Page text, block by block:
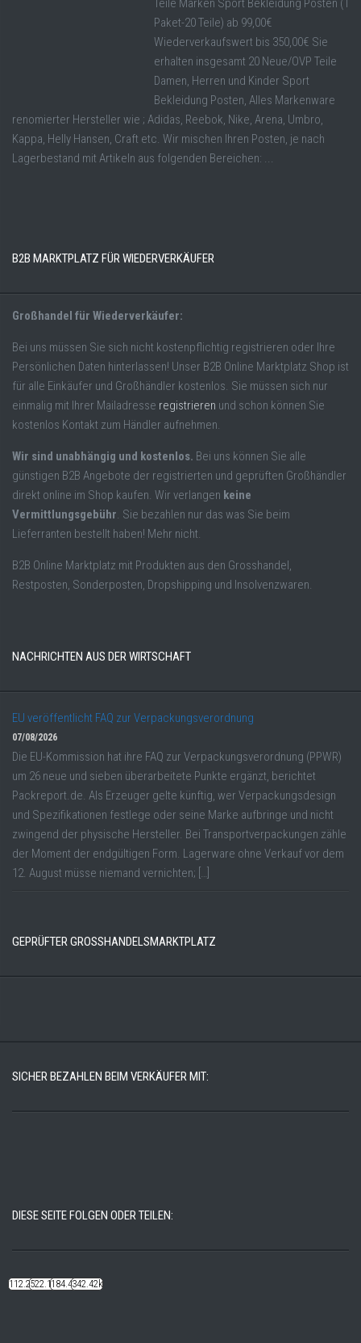
Teile Marken Sport Bekleidung Posten (1
Paket-20 Teile) ab 99,00€
Wiederverkaufswert bis 350,00€ Sie
erhalten insgesamt 20 Neue/OVP Teile
Damen, Herren und Kinder Sport
Bekleidung Posten, Alles Markenware
renomierter Hersteller wie ; Adidas, Reebok, Nike, Arena, Umbro,
Kappa, Helly Hansen, Craft etc. Wir mischen Ihren Posten, je nach
Lagerbestand mit Artikeln aus folgenden Bereichen: ...
B2B MARKTPLATZ FÜR WIEDERVERKÄUFER
Großhandel für Wiederverkäufer:
Bei uns müssen Sie sich nicht kostenpflichtig registrieren oder Ihre
Persönlichen Daten hinterlassen! Unser B2B Online Marktplatz Shop ist
für alle Einkäufer und Großhändler kostenlos. Sie müssen sich nur
einmalig mit Ihrer Mailadresse registrieren und schon können Sie
kostenlos Kontakt zum Händler aufnehmen.
Wir sind unabhängig und kostenlos. Bei uns können Sie alle
günstigen B2B Angebote der registrierten und geprüften Großhändler
direkt online im Shop kaufen. Wir verlangen keine
Vermittlungsgebühr. Sie bezahlen nur das was Sie beim
Lieferranten bestellt haben! Mehr nicht.
B2B Online Marktplatz mit Produkten aus den Grosshandel,
Restposten, Sonderposten, Dropshipping und Insolvenzwaren.
NACHRICHTEN AUS DER WIRTSCHAFT
EU veröffentlicht FAQ zur Verpackungsverordnung
07/08/2026
Die EU-Kommission hat ihre FAQ zur Verpackungsverordnung (PPWR)
um 26 neue und sieben überarbeitete Punkte ergänzt, berichtet
Packreport.de. Als Erzeuger gelte künftig, wer Verpackungsdesign
und Spezifikationen festlege oder seine Marke aufbringe und nicht
zwingend der physische Hersteller. Bei Transportverpackungen zähle
der Moment der endgültigen Form. Lagerware ohne Verkauf vor dem
12. August müsse niemand vernichten; […]
GEPRÜFTER GROSSHANDELSMARKTPLATZ
SICHER BEZAHLEN BEIM VERKÄUFER MIT:
DIESE SEITE FOLGEN ODER TEILEN:
112.22k522.14k184.48k342.42k